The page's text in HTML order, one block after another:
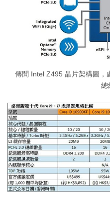
傳聞 Intel Z495 晶片架構圖，
總